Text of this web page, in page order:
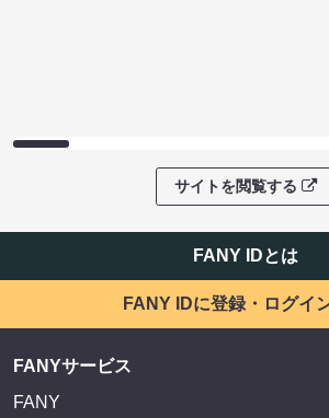
サイトを閲覧する
FANY IDとは
FANY IDに登録・ログイ
FANYサービス
FANY